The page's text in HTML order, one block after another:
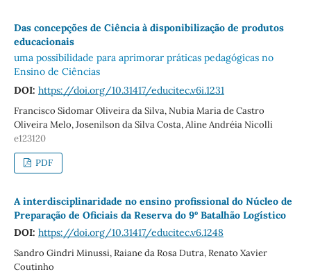
Das concepções de Ciência à disponibilização de produtos
educacionais
uma possibilidade para aprimorar práticas pedagógicas no
Ensino de Ciências
DOI: https://doi.org/10.31417/educitec.v6i.1231
Francisco Sidomar Oliveira da Silva, Nubia Maria de Castro
Oliveira Melo, Josenilson da Silva Costa, Aline Andréia Nicolli
e123120
PDF
A interdisciplinaridade no ensino profissional do Núcleo de
Preparação de Oficiais da Reserva do 9º Batalhão Logístico
DOI: https://doi.org/10.31417/educitec.v6.1248
Sandro Gindri Minussi, Raiane da Rosa Dutra, Renato Xavier
Coutinho